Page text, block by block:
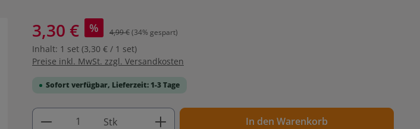
3,30 € % 4,99 €(34% gespart)
Inhalt: 1 set (3,30 € / 1 set)
Preise inkl. MwSt. zzgl. Versandkosten
Sofort verfügbar, Lieferzeit: 1-3 Tage
Produkt Anzahl: Gib den gewünschten Wert ein oder
Stk In den Warenkorb